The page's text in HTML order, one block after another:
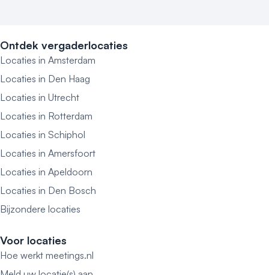
Ontdek vergaderlocaties
Locaties in Amsterdam
Locaties in Den Haag
Locaties in Utrecht
Locaties in Rotterdam
Locaties in Schiphol
Locaties in Amersfoort
Locaties in Apeldoorn
Locaties in Den Bosch
Bijzondere locaties
Voor locaties
Hoe werkt meetings.nl